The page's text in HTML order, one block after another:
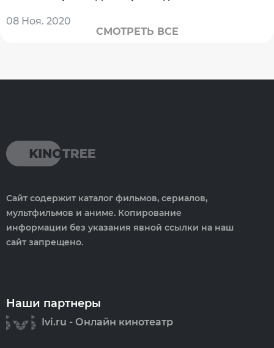
08 Ноя. 2020
СМОТРЕТЬ ВСЕ
Сайт содержит каталог фильмов, сериалов,
мультфильмов и аниме. Копирование
информации без указания явной ссылки на наш
сайт запрещено.
Наши партнеры
Ivi.ru - Онлайн кинотеатр